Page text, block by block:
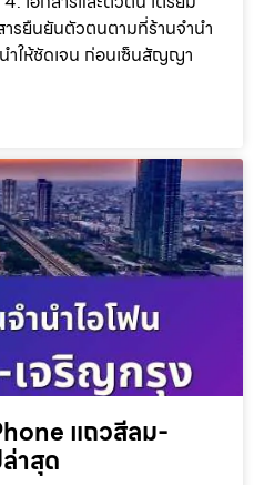
รยืนยันตัวตนตามที่ร้านจำนำ
ำให้ชัดเจน ก่อนเซ็นสัญญา
แถวสีลม-
าสุด